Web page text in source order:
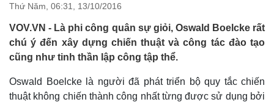
Chính trị
Tổ chức nhân sự
Quốc hội
Nhận diện sự thật
Tin 24h
Dự báo thời tiết
Giáo dục
Dấu ấn VOV
Biển đảo
Thứ Năm, 06:31, 13/10/2016
VOV.VN - Là phi công quân sự giỏi, Oswald Boelcke rất
chú ý đến xây dựng chiến thuật và công tác đào tạo
cũng như tinh thần lập công tập thể.
Oswald Boelcke là người đã phát triển bộ quy tắc chiến
thuật không chiến thành công nhất từng được sử dụng bởi